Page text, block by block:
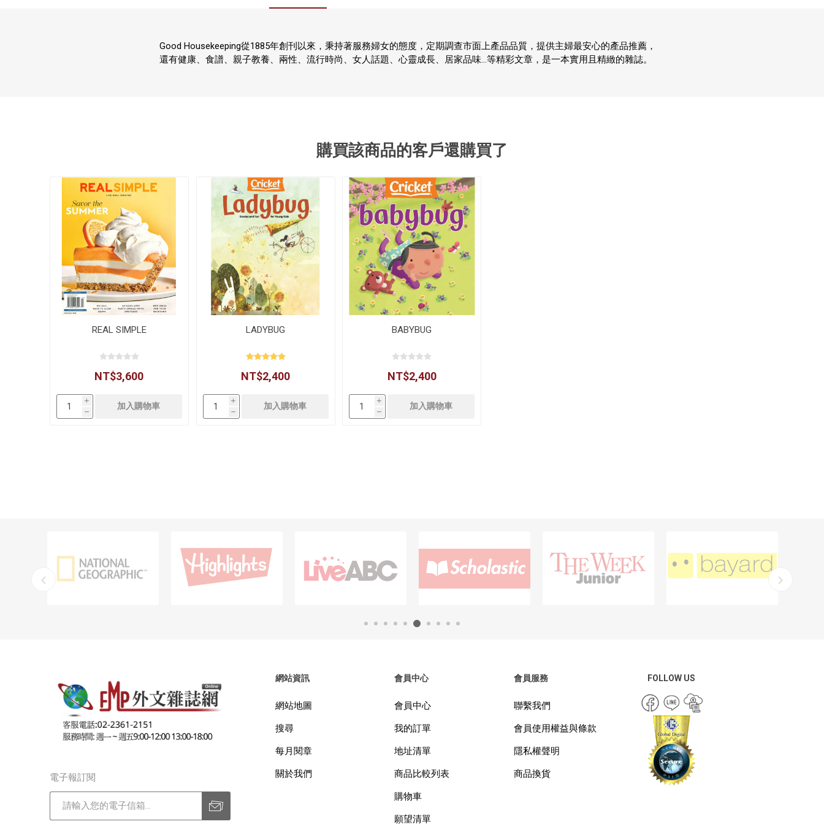
Good Housekeeping從1885年創刊以來，秉持著服務婦女的態度，定期調查市面上產品品質，提供主婦最安心的產品推薦，
還有健康、食譜、親子教養、兩性、流行時尚、女人話題、心靈成長、居家品味…等精彩文章，是一本實用且精緻的雜誌。
購買該商品的客戶還購買了
REAL SIMPLE
NT$3,600
i
h
LADYBUG
NT$2,400
i
h
BABYBUG
NT$2,400
i
h
電子報訂閱
網站資訊
網站地圖
搜尋
每月閱章
關於我們
會員中心
會員中心
我的訂單
地址清單
商品比較列表
購物車
願望清單
會員服務
聯繫我們
會員使用權益與條款
隱私權聲明
商品換貨
FOLLOW US